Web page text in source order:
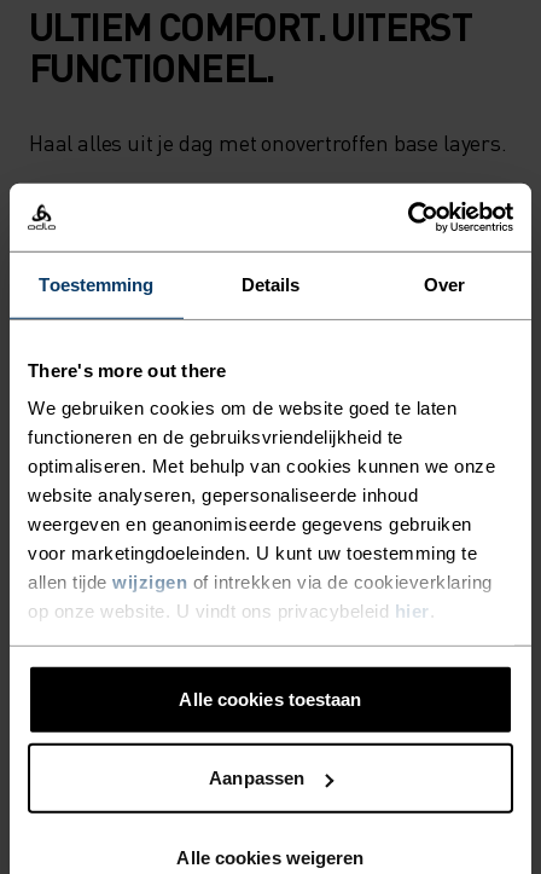
Toestemming Details Over
There's more out there
We gebruiken cookies om de website goed te laten
functioneren en de gebruiksvriendelijkheid te
optimaliseren. Met behulp van cookies kunnen we onze
website analyseren, gepersonaliseerde inhoud
weergeven en geanonimiseerde gegevens gebruiken
voor marketingdoeleinden. U kunt uw toestemming te
allen tijde wijzigen of intrekken via de cookieverklaring
op onze website. U vindt ons privacybeleid hier .
Alle cookies toestaan
Aanpassen
Alle cookies weigeren
ULTIEM COMFORT. UITERST
FUNCTIONEEL.
Haal alles uit je dag met onovertroffen base layers.
ACTIVITEITSNIVEAU
LAAG MATIG HOOG
SOORT ACTIVITEIT
WAT DAN OOK MATIGE INTENSITEIT
Wandelen - Skiën & Snow
MATERIAALSPECIFICATIE
SYNTHETISCH
MERINO
Synthetisch - voelt als een tweede huid – rekbaar,
uitzonderlijk licht, uitstekend vochtregulerend, helpt de
lichaamstemperatuur te reguleren, droogt sneller dan
natuurlijke vezels en is duurzamer.
TEMPERATUUR CONTROLE SYSTEEM